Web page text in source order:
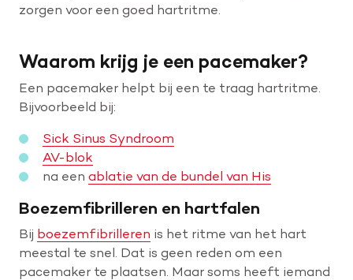
zorgen voor een goed hartritme.
Waarom krijg je een pacemaker?
Een pacemaker helpt bij een te traag hartritme.
Bijvoorbeeld bij:
Sick Sinus Syndroom
AV-blok
na een ablatie van de bundel van His
Boezemfibrilleren en hartfalen
Bij boezemfibrilleren is het ritme van het hart
meestal te snel. Dat is geen reden om een
pacemaker te plaatsen. Maar soms heeft iemand